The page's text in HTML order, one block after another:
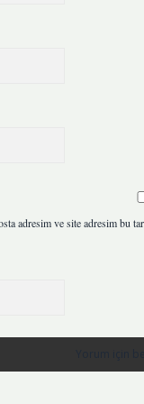
adresim ve site adresim bu